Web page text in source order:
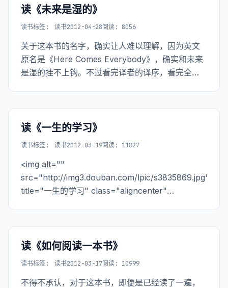
读《未来是湿的》
读书标签: 读书2012-04-28阅读: 8056
关于这本书的名字，确实让人难以理解，因为英文
原名是《Here Comes Everybody》，确实和未来
是湿的挂不上钩。不过看完译者的译序，看完全
用译者的话来解释比较别扭）。我自己的感觉就是
来那种情况。
读《一生的学习》
读书标签: 读书2012-03-19阅读: 11827
<img alt=""
src="http://img3.douban.com/lpic/s3835869.jpg"
title="一生的学习" class="aligncenter"
读《如何阅读一本书》
读书标签: 读书2012-03-17阅读: 10999
不得不承认，对于这本书，即便是已经读了一遍，